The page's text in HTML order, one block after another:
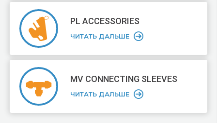
PL ACCESSORIES
ЧИТАТЬ ДАЛЬШЕ
MV CONNECTING SLEEVES
ЧИТАТЬ ДАЛЬШЕ